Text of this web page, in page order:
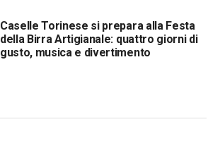
Caselle Torinese si prepara alla Festa
della Birra Artigianale: quattro giorni di
gusto, musica e divertimento